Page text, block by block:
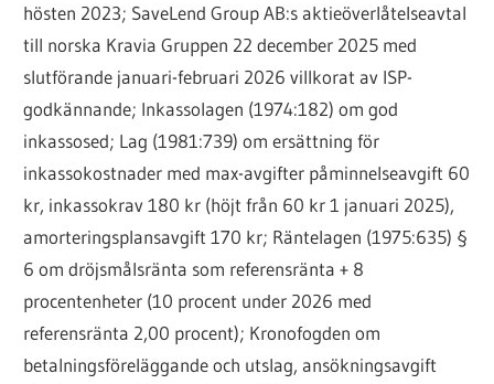
hösten 2023; SaveLend Group AB:s aktieöverlåtelseavtal
till norska Kravia Gruppen 22 december 2025 med
slutförande januari-februari 2026 villkorat av ISP-
godkännande; Inkassolagen (1974:182) om god
inkassosed; Lag (1981:739) om ersättning för
inkassokostnader med max-avgifter påminnelseavgift 60
kr, inkassokrav 180 kr (höjt från 60 kr 1 januari 2025),
amorteringsplansavgift 170 kr; Räntelagen (1975:635) §
6 om dröjsmålsränta som referensränta + 8
procentenheter (10 procent under 2026 med
referensränta 2,00 procent); Kronofogden om
betalningsföreläggande och utslag, ansökningsavgift